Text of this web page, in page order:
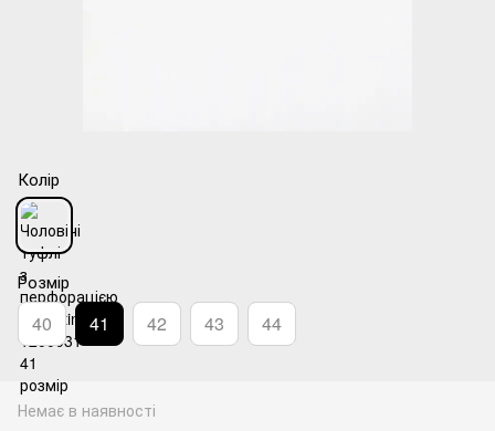
Колір
Розмір
40 41 42 43 44
Немає в наявності